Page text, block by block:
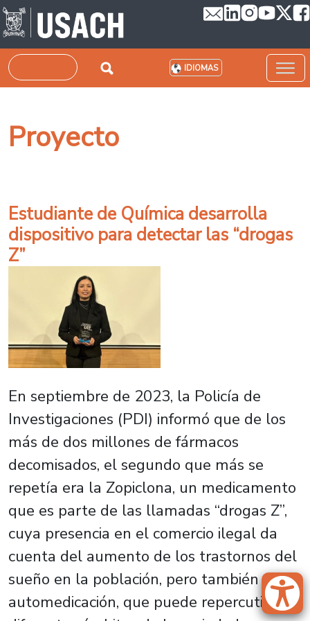
Pasar al contenido principal
Buscar IDIOMAS
Proyecto
Estudiante de Química desarrolla
dispositivo para detectar las “drogas
Z”
En septiembre de 2023, la Policía de
Investigaciones (PDI) informó que de los
más de dos millones de fármacos
decomisados, el segundo que más se
repetía era la Zopiclona, un medicamento
que es parte de las llamadas “drogas Z”,
cuya presencia en el comercio ilegal da
cuenta del aumento de los trastornos del
sueño en la población, pero también de su
automedicación, que puede repercutir en